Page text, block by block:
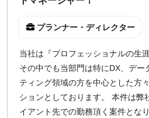
プランナー・ディレクター
当社は『プロフェッショナルの生
その中でも当部門は特にDX、デー
ティング領域の方を中心とした方
ションとしております。 本件は弊
イアント先での勤務頂く案件となり